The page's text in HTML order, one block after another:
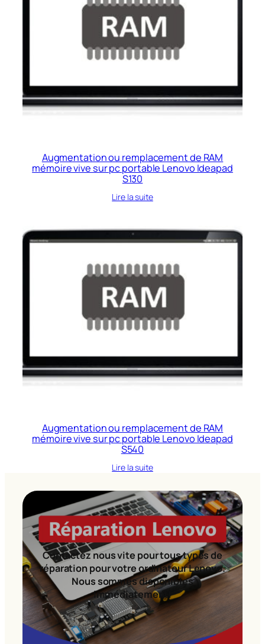
Augmentation ou remplacement de RAM
mémoire vive sur pc portable Lenovo Ideapad
S130
Lire la suite
Augmentation ou remplacement de RAM
mémoire vive sur pc portable Lenovo Ideapad
S540
Lire la suite
Contactez nous vite pour tous types de
réparation pour votre ordinateur Lenovo.
Nous sommes disponibles
immédiatement!